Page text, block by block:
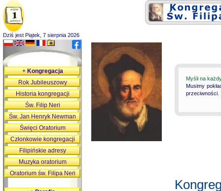
Dziś jest Piątek, 7 sierpnia 2026
Myśli na
Musimy
przeciwności.
+Kongregacja
Rok Jubileuszowy
Historia kongregacji
Św. Filip Neri
Św. Jan Henryk Newman
Święci Oratorium
Członkowie kongregacji
Filipińskie adresy
Muzyka oratorium
Oratorium św. Filipa Neri